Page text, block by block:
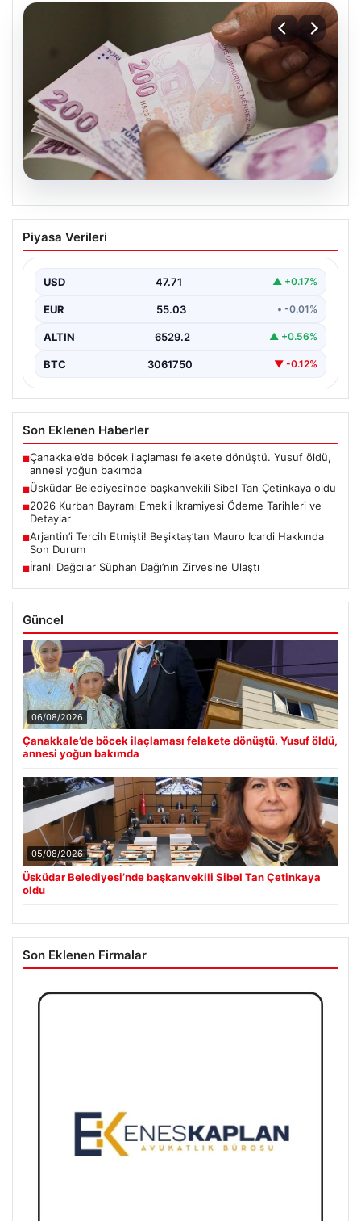
2026 Kurban Bayramı Emekli İkramiyesi
Ödeme Tarihleri ve Detaylar
emekli vatandaş, bayram ikramiyelerinin ödeneceği
tarihleri büyük bir…
Piyasa Verileri
USD 47.71 ▲ +0.17%
EUR 55.03 • -0.01%
ALTIN 6529.2 ▲ +0.56%
BTC 3061750 ▼ -0.12%
Son Eklenen Haberler
■Çanakkale’de böcek ilaçlaması felakete dönüştü. Yusuf öldü,
annesi yoğun bakımda
■Üsküdar Belediyesi’nde başkanvekili Sibel Tan Çetinkaya oldu
■2026 Kurban Bayramı Emekli İkramiyesi Ödeme Tarihleri ve
Detaylar
■Arjantin’i Tercih Etmişti! Beşiktaş’tan Mauro Icardi Hakkında
Son Durum
■İranlı Dağcılar Süphan Dağı’nın Zirvesine Ulaştı
Güncel
06/08/2026
Çanakkale’de böcek ilaçlaması felakete dönüştü. Yusuf öldü,
annesi yoğun bakımda
05/08/2026
Üsküdar Belediyesi’nde başkanvekili Sibel Tan Çetinkaya
oldu
Son Eklenen Firmalar